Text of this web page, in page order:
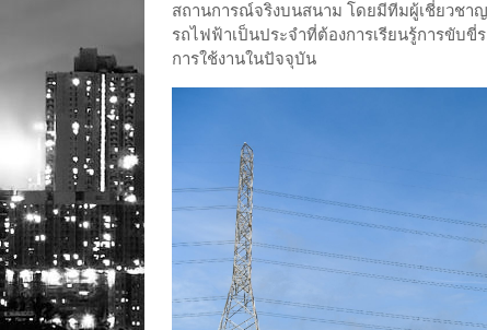
สถานการณ์จริงบนสนาม โดยมีทีมผู้เชี่ยวช
รถไฟฟ้าเป็นประจำที่ต้องการเรียนรู้การขับ
การใช้งานในปัจจุบัน